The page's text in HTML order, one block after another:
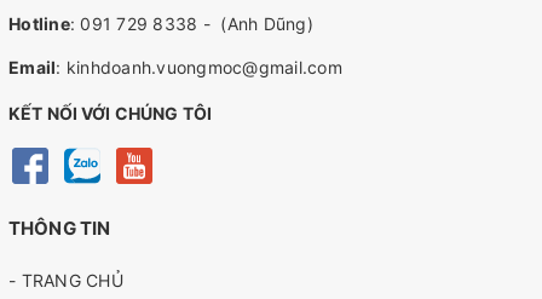
Hotline:091 729 8338 - (Anh Dũng)
Email: kinhdoanh.vuongmoc@gmail.com
KẾT NỐI VỚI CHÚNG TÔI
THÔNG TIN
- TRANG CHỦ